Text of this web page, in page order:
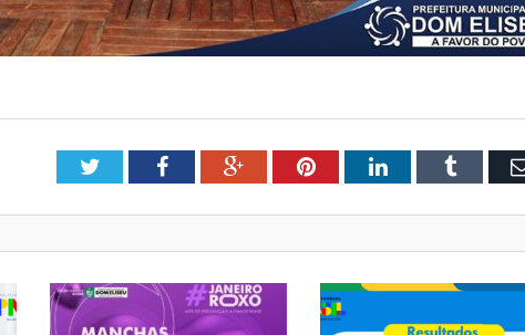
TwitterFacebookGoogle+PinterestLinkedInTumblr